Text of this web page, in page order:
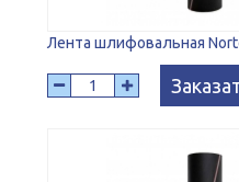
Лента шлифовальная